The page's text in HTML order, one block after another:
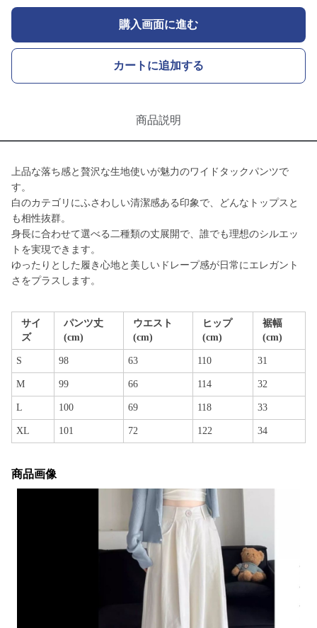
購入画面に進む
カートに追加する
商品説明
上品な落ち感と贅沢な生地使いが魅力のワイドタックパンツで
す。
白のカテゴリにふさわしい清潔感ある印象で、どんなトップスと
も相性抜群。
身長に合わせて選べる二種類の丈展開で、誰でも理想のシルエッ
トを実現できます。
ゆったりとした履き心地と美しいドレープ感が日常にエレガント
さをプラスします。
サイ
ズ
パンツ丈
(cm)
ウエスト
(cm)
ヒップ
(cm)
裾幅
(cm)
S 98 63 110 31
M 99 66 114 32
L 100 69 118 33
XL 101 72 122 34
商品画像